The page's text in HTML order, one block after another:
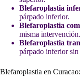
Blefaroplastia
párpado inferior.
Blefaroplastia
misma intervención.
Blefaroplastia
párpado inferior
Blefaroplastia en